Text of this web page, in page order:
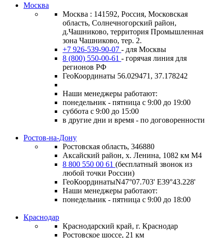
Москва
Москва : 141592, Россия, Московская
область, Солнечногорский район,
д.Чашниково, территория Промышленная
зона Чашниково, тер. 2.
+7 926-539-90-07 - для Москвы
8 (800) 550-00-61 - горячая линия для
регионов РФ
ГеоКоординаты 56.029471, 37.178242
Наши менеджеры работают:
понедельник - пятница с 9:00 до 19:00
суббота с 9:00 до 15:00
в другие дни и время - по договоренности
Ростов-на-Дону
Ростовская область, 346880
Аксайский район, х. Ленина, 1082 км М4
8 800 550 00 61 (бесплатный звонок из
любой точки России)
ГеоКоординатыN47°07.703' E39°43.228'
Наши менеджеры работают:
понедельник - пятница с 9:00 до 18:00
Краснодар
Краснодарский край, г. Краснодар
Ростовское шоссе, 21 км